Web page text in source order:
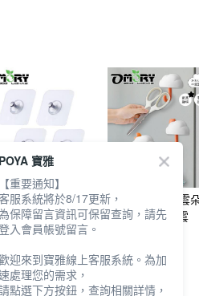
螺絲釘無痕掛
入-6x6cm-平頭
OMORY-新創雲
掛鉤3入組-白雲
站排行
POYA 寶雅
【重要通知】
服系統將於8/17更新，
保障留言資訊可保留查詢，請先
入會員帳號留言。
迎來到寶雅線上客服系統。為加
處理您的需求，
點選下方按鈕，查詢相關詳情，